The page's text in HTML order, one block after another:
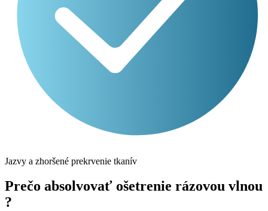
Jazvy a zhoršené prekrvenie tkanív
Prečo absolvovať ošetrenie rázovou vlnou
?